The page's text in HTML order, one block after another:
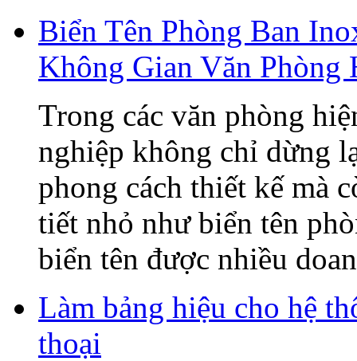
Biển Tên Phòng Ban
Không Gian Văn Phòng
Trong các văn phòng
nghiệp không chỉ dừng
phong cách thiết kế mà
tiết nhỏ như biển tên
biển tên được nhiều
Làm bảng hiệu cho hệ
thoại